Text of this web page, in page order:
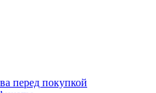
перед покупкой